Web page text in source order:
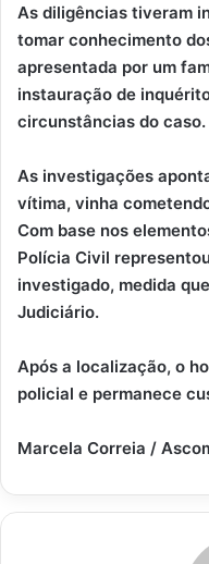
As diligências tiveram
tomar conhecimento
apresentada por um
instauração de
circunstâncias do caso.
As investigações
vítima, vinha
Com base nos
Polícia Civil
investigado, medida
Judiciário.
Após a localização, o
policial e permanece
Marcela Correia /